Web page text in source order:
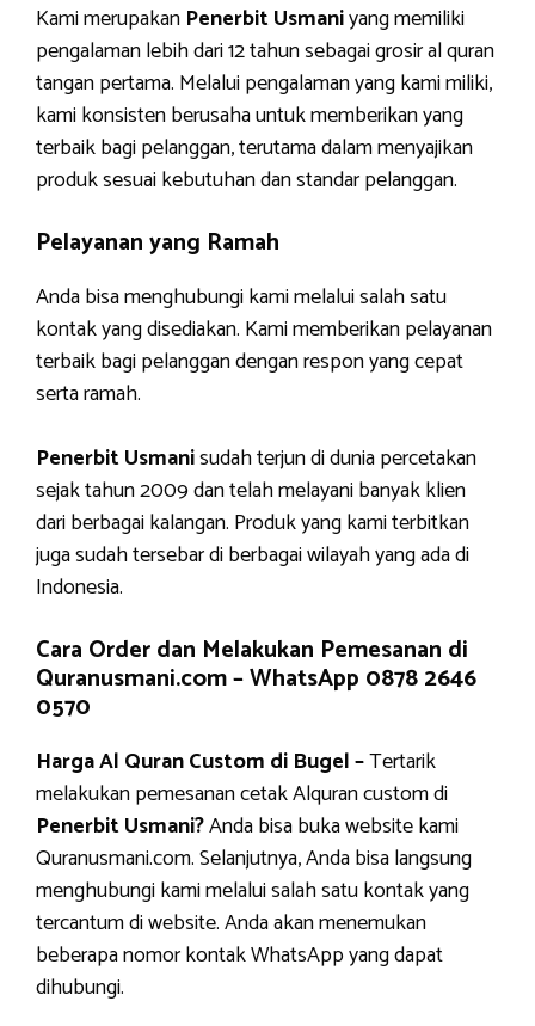
Kami merupakan Penerbit Usmaniyang memiliki
pengalaman lebih dari 12 tahun sebagai grosir al quran
tangan pertama. Melalui pengalaman yang kami miliki,
kami konsisten berusaha untuk memberikan yang
terbaik bagi pelanggan, terutama dalam menyajikan
produk sesuai kebutuhan dan standar pelanggan.
Pelayanan yang Ramah
Anda bisa menghubungi kami melalui salah satu
kontak yang disediakan. Kami memberikan pelayanan
terbaik bagi pelanggan dengan respon yang cepat
serta ramah.
Penerbit Usmanisudah terjun di dunia percetakan
sejak tahun 2009 dan telah melayani banyak klien
dari berbagai kalangan. Produk yang kami terbitkan
juga sudah tersebar di berbagai wilayah yang ada di
Indonesia.
Cara Order dan Melakukan Pemesanan di
Quranusmani.com –WhatsApp 0878 2646
0570
Harga Al Quran Custom di Bugel –Tertarik
melakukan pemesanan cetak Alquran custom di
Penerbit Usmani?Anda bisa buka website kami
Quranusmani.com. Selanjutnya, Anda bisa langsung
menghubungi kami melalui salah satu kontak yang
tercantum di website. Anda akan menemukan
beberapa nomor kontak WhatsApp yang dapat
dihubungi.